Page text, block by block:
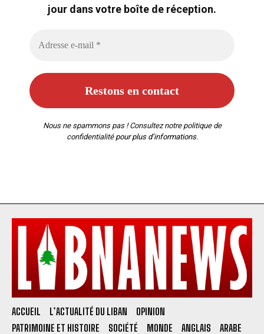
jour dans votre boîte de réception.
Nous ne spammons pas ! Consultez notre politique de
confidentialitépour plus d’informations.
ACCUEIL L’ACTUALITÉ DU LIBAN
OPINION
PATRIMOINE ET HISTOIRE
SOCIÉTÉ MONDE ANGLAIS ARABE